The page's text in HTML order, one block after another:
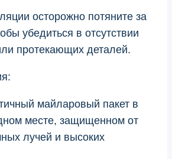
осторожно потяните за
убедиться в отсутствии
протекающих деталей.
майларовый пакет в
месте, защищенном от
лучей и высоких